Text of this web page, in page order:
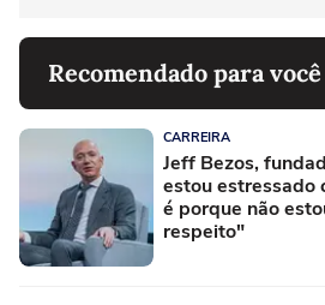
Recomendado para você
CARREIRA
Jeff Bezos,
estou estressado
é porque não
respeito"